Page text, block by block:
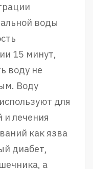
воды
15 минут,
воду не
Воду
для
и лечения
как язва
диабет,
а